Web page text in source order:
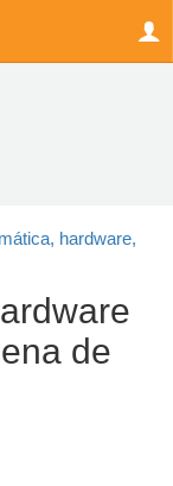
hardware,
de